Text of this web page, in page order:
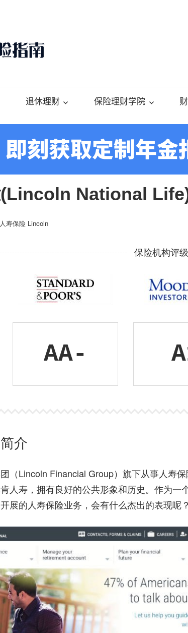
国
人
寿
保
指
南
©️
退休理财 保险理财学院
National
寿保险 Lincoln
保险机构评
AA-
介
（Lincoln Financial Group）旗下从事人寿
人寿，拥有良好的公共形象和历史。作为一
展的人寿保险业务，会有什么杰出的表现呢？